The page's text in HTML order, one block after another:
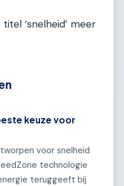
‘snelheid’ meer
keuze voor
voor snelheid
technologie
teruggeeft bij